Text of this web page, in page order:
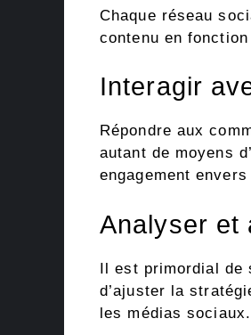
Chaque réseau
contenu en
Interagir
Répondre aux
autant de moyens
engagement
Analyser et
Il est primordial de
d’ajuster la
les médias sociaux.